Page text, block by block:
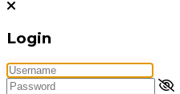
Login